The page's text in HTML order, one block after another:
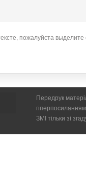
пожалуйста
Передрук
ЗМІ тільки зі